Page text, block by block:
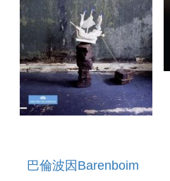
巴倫波因Barenboim